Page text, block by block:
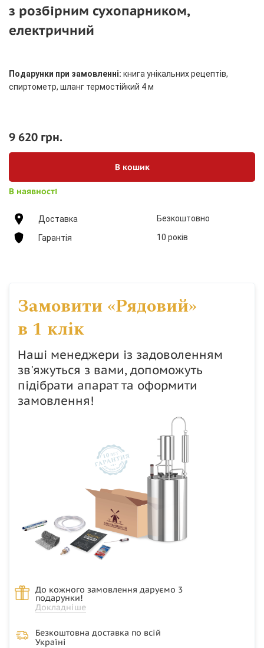
з розбірним сухопарником,
електричний
Подарунки при замовленні: книга унікальних рецептів,
спиртометр, шланг термостійкий 4 м
9 620 грн.
В кошик
В наявності
Доставка Безкоштовно
Гарантія 10 років
Замовити «Рядовий»
в 1 клік
Наші менеджери із задоволенням
зв'яжуться з вами, допоможуть
підібрати апарат та оформити
замовлення!
До кожного замовлення даруємо 3
подарунки!
Докладніше
Безкоштовна доставка по всій
Україні